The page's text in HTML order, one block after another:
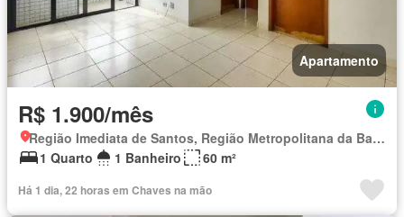
Apartamento
R$ 1.900/mês
Região Imediata de Santos, Região Metropolitana da Baixada Santista
1 Quarto
1 Banheiro 60 m²
Há 1 dia, 22 horas em Chaves na mão